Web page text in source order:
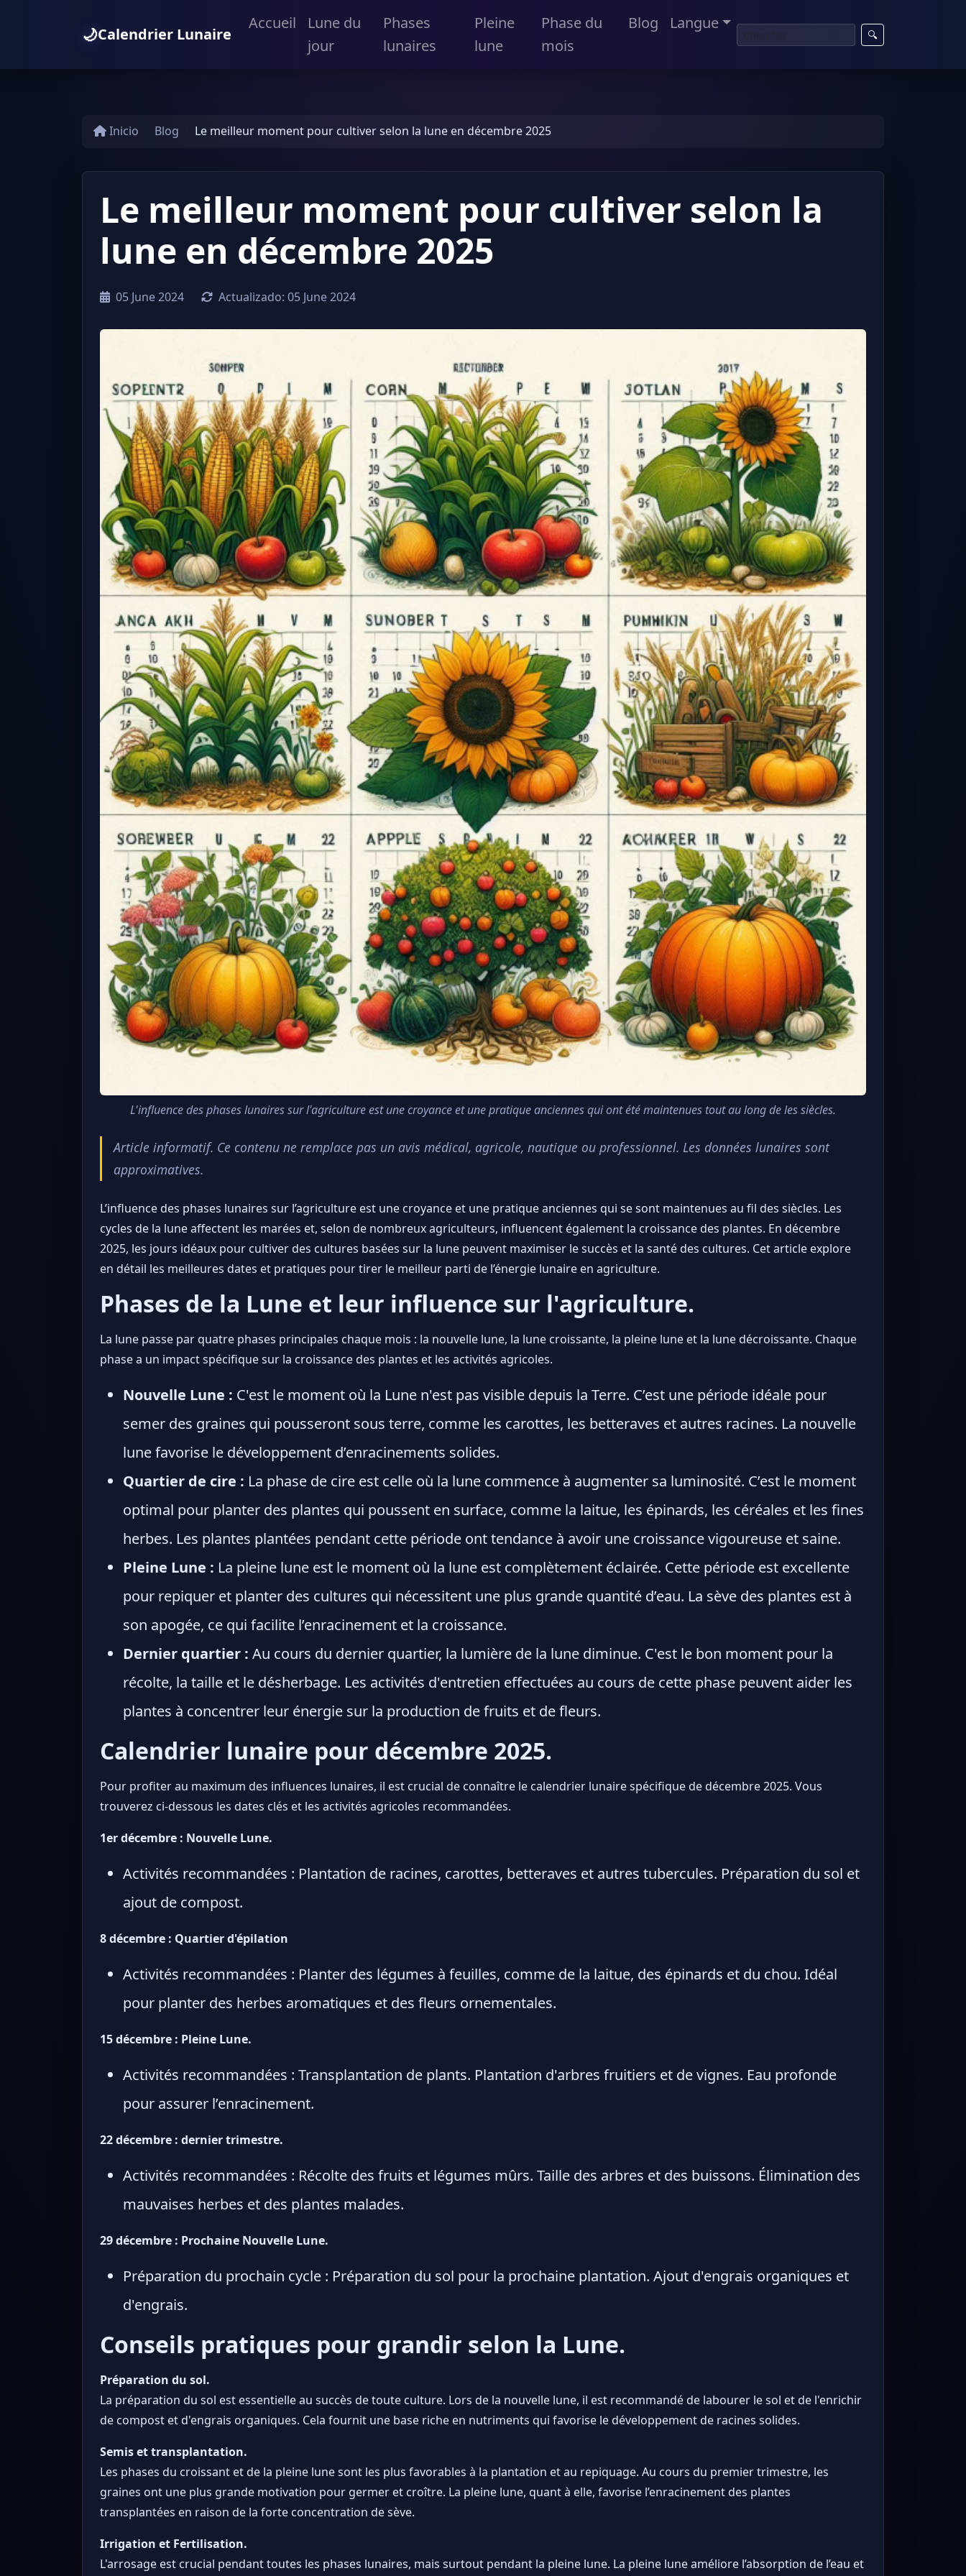
🌙Calendrier Lunaire
Accueil
Lune du
jour
Phases
lunaires
Pleine
lune
Phase du
mois
Blog Langue
🔍
Inicio Blog Le meilleur moment pour cultiver selon la lune en décembre 2025
Le meilleur moment pour cultiver selon la
lune en décembre 2025
05 June 2024 Actualizado: 05 June 2024
L'influence des phases lunaires sur l'agriculture est une croyance et une pratique anciennes qui ont été maintenues tout au long de les siècles.
Article informatif. Ce contenu ne remplace pas un avis médical, agricole, nautique ou professionnel. Les données lunaires sont
approximatives.
L’influence des phases lunaires sur l’agriculture est une croyance et une pratique anciennes qui se sont maintenues au fil des siècles. Les
cycles de la lune affectent les marées et, selon de nombreux agriculteurs, influencent également la croissance des plantes. En décembre
2025, les jours idéaux pour cultiver des cultures basées sur la lune peuvent maximiser le succès et la santé des cultures. Cet article explore
en détail les meilleures dates et pratiques pour tirer le meilleur parti de l’énergie lunaire en agriculture.
Phases de la Lune et leur influence sur l'agriculture.
La lune passe par quatre phases principales chaque mois : la nouvelle lune, la lune croissante, la pleine lune et la lune décroissante. Chaque
phase a un impact spécifique sur la croissance des plantes et les activités agricoles.
Nouvelle Lune : C'est le moment où la Lune n'est pas visible depuis la Terre. C’est une période idéale pour
semer des graines qui pousseront sous terre, comme les carottes, les betteraves et autres racines. La nouvelle
lune favorise le développement d’enracinements solides.
Quartier de cire : La phase de cire est celle où la lune commence à augmenter sa luminosité. C’est le moment
optimal pour planter des plantes qui poussent en surface, comme la laitue, les épinards, les céréales et les fines
herbes. Les plantes plantées pendant cette période ont tendance à avoir une croissance vigoureuse et saine.
Pleine Lune : La pleine lune est le moment où la lune est complètement éclairée. Cette période est excellente
pour repiquer et planter des cultures qui nécessitent une plus grande quantité d’eau. La sève des plantes est à
son apogée, ce qui facilite l’enracinement et la croissance.
Dernier quartier : Au cours du dernier quartier, la lumière de la lune diminue. C'est le bon moment pour la
récolte, la taille et le désherbage. Les activités d'entretien effectuées au cours de cette phase peuvent aider les
plantes à concentrer leur énergie sur la production de fruits et de fleurs.
Calendrier lunaire pour décembre 2025.
Pour profiter au maximum des influences lunaires, il est crucial de connaître le calendrier lunaire spécifique de décembre 2025. Vous
trouverez ci-dessous les dates clés et les activités agricoles recommandées.
1er décembre : Nouvelle Lune.
Activités recommandées : Plantation de racines, carottes, betteraves et autres tubercules. Préparation du sol et
ajout de compost.
8 décembre : Quartier d'épilation
Activités recommandées : Planter des légumes à feuilles, comme de la laitue, des épinards et du chou. Idéal
pour planter des herbes aromatiques et des fleurs ornementales.
15 décembre : Pleine Lune.
Activités recommandées : Transplantation de plants. Plantation d'arbres fruitiers et de vignes. Eau profonde
pour assurer l’enracinement.
22 décembre : dernier trimestre.
Activités recommandées : Récolte des fruits et légumes mûrs. Taille des arbres et des buissons. Élimination des
mauvaises herbes et des plantes malades.
29 décembre : Prochaine Nouvelle Lune.
Préparation du prochain cycle : Préparation du sol pour la prochaine plantation. Ajout d'engrais organiques et
d'engrais.
Conseils pratiques pour grandir selon la Lune.
Préparation du sol.
La préparation du sol est essentielle au succès de toute culture. Lors de la nouvelle lune, il est recommandé de labourer le sol et de l'enrichir
de compost et d'engrais organiques. Cela fournit une base riche en nutriments qui favorise le développement de racines solides.
Semis et transplantation.
Les phases du croissant et de la pleine lune sont les plus favorables à la plantation et au repiquage. Au cours du premier trimestre, les
graines ont une plus grande motivation pour germer et croître. La pleine lune, quant à elle, favorise l’enracinement des plantes
transplantées en raison de la forte concentration de sève.
Irrigation et Fertilisation.
L'arrosage est crucial pendant toutes les phases lunaires, mais surtout pendant la pleine lune. La pleine lune améliore l’absorption de l’eau et